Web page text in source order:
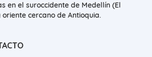
en el suroccidente de Medellín (El
cercano de Antioquia.